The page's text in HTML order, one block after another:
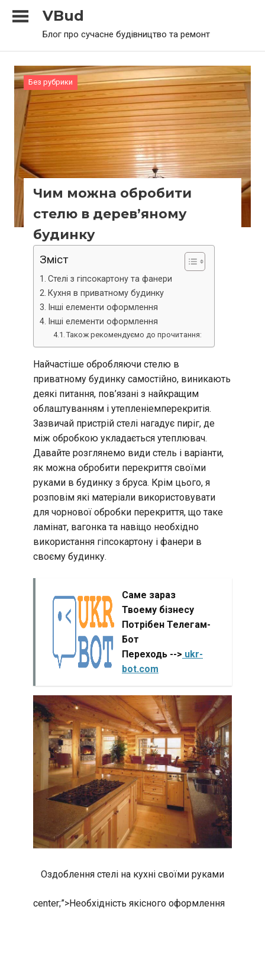
VBud
Блог про сучасне будівництво та ремонт
Без рубрики
Чим можна обробити
стелю в дерев’яному
будинку
Зміст
Стелі з гіпсокартону та фанери
Кухня в приватному будинку
Інші елементи оформлення
Інші елементи оформлення
Також рекомендуємо до прочитання:
Найчастіше обробляючи стелю в
приватному будинку самостійно, виникають
деякі питання, пов’язані з найкращим
облаштуванням і утепленіемперекритія.
Зазвичай пристрій стелі нагадує пиріг, де
між обробкою укладається утеплювач.
Давайте розглянемо види стель і варіанти,
як можна обробити перекриття своїми
руками в будинку з бруса. Крім цього, я
розповім які матеріали використовувати
для чорнової обробки перекриття, що таке
ламінат, вагонка та навіщо необхідно
використання гіпсокартону і фанери в
своєму будинку.
Саме зараз
Твоему бізнесу
Потрібен Телегам-
Бот
Переходь --> ukr-
bot.com
Оздоблення стелі на кухні своїми руками
center;”>Необхідність якісного оформлення